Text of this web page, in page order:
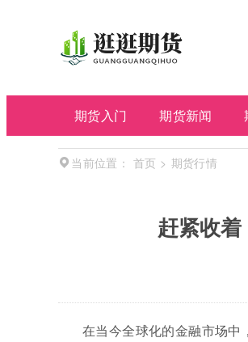
期货入门 期货新闻
当前位置： 首页 > 期货行情
赶紧收
在当今全球化的金融市场中